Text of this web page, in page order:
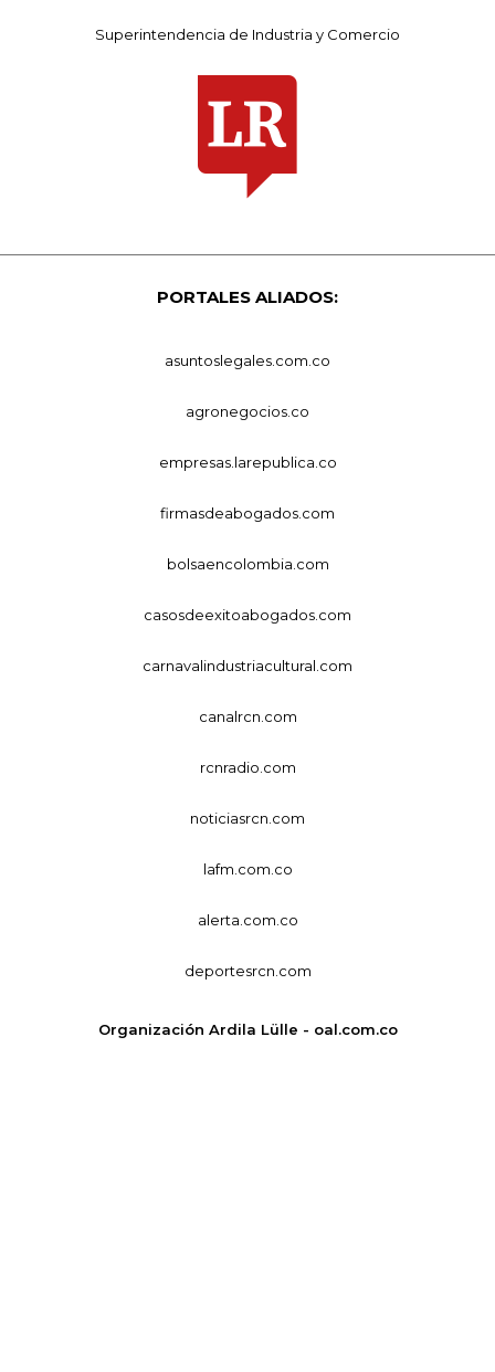
Superintendencia de Industria y Comercio
PORTALES ALIADOS:
asuntoslegales.com.co
agronegocios.co
empresas.larepublica.co
firmasdeabogados.com
bolsaencolombia.com
casosdeexitoabogados.com
carnavalindustriacultural.com
canalrcn.com
rcnradio.com
noticiasrcn.com
lafm.com.co
alerta.com.co
deportesrcn.com
Organización Ardila Lülle - oal.com.co